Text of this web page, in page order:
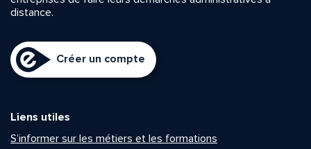
distance.
Créer un compte
Liens utiles
S’informer sur les métiers et les formations